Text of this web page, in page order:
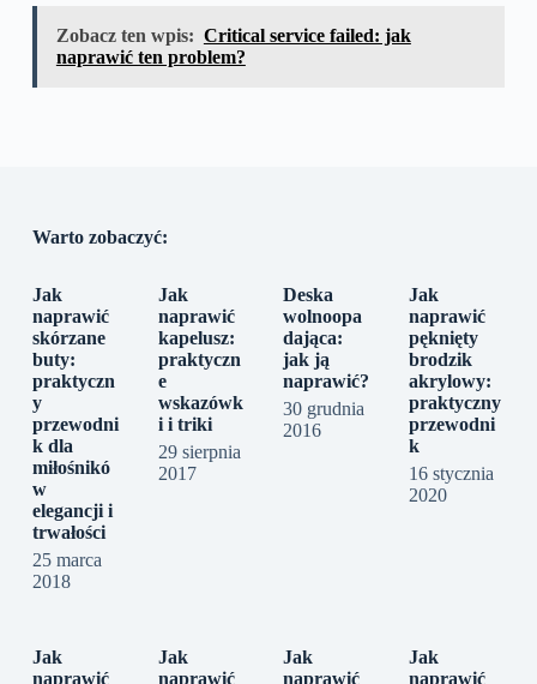
Zobacz ten wpis: Critical service failed: jak
naprawić ten problem?
Warto zobaczyć:
Jak
naprawić
skórzane
buty:
praktyczn
y
przewodni
k dla
miłośnikó
w
elegancji i
trwałości
25 marca
2018
Jak
naprawić
kapelusz:
praktyczn
e
wskazówk
i i triki
29 sierpnia
2017
Deska
wolnoopa
dająca:
jak ją
naprawić?
30 grudnia
2016
Jak
naprawić
pęknięty
brodzik
akrylowy:
praktyczny
przewodni
k
16 stycznia
2020
Jak
naprawić
Jak
naprawić
Jak
naprawić
Jak
naprawić